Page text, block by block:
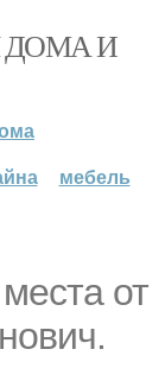
ДОМА И
мебель
от